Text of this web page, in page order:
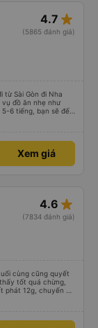
4.7 star_rate
(5865 đánh giá)
từ Sài Gòn đi Nha
vụ đồ ăn nhẹ như
6 tiếng, bạn sẽ đến
miễn phí, tuy
hỗ trợ tìm xe đưa
đi xe bên ngoài.
cabin với thiết kế
sẽ giúp ích cho
Xem giá
4.6 star_rate
(7834 đánh giá)
cùng cũng quyết
tốt quá chừng,
phát 12g, chuyến đi
kỹ tính và dễ
rất sạch sẽ, êm,